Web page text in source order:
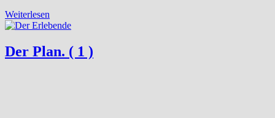
Weiterlesen
Der Plan. ( 1 )